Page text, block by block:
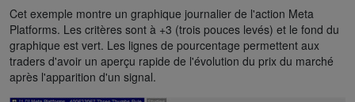
Cet exemple montre un graphique journalier de l'action Meta
Platforms. Les critères sont à +3 (trois pouces levés) et le fond du
graphique est vert. Les lignes de pourcentage permettent aux
traders d'avoir un aperçu rapide de l'évolution du prix du marché
après l'apparition d'un signal.